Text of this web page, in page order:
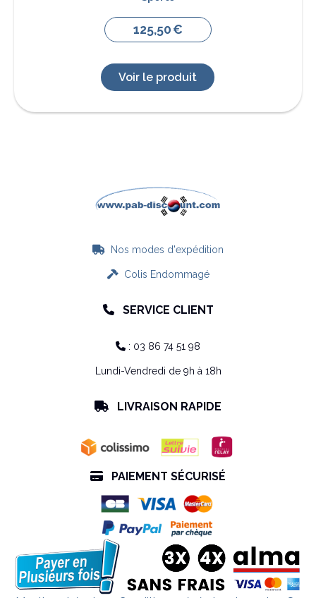
125,50€
Voir le produit
 Nos modes d'expédition
Colis Endommagé
 SERVICE CLIENT
 : 03 86 74 51 98
Lundi-Vendredi de 9h à 18h
 LIVRAISON RAPIDE
 PAIEMENT SÉCURISÉ